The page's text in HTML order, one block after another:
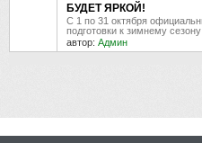
БУДЕТ ЯРКОЙ!
C 1 по 31 октября
подготовки к зимнему сезону
автор: Админ